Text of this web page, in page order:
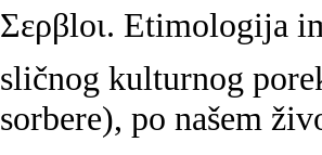
Σερβlοι. Etimologija
sličnog kulturnog
sorbere), po našem